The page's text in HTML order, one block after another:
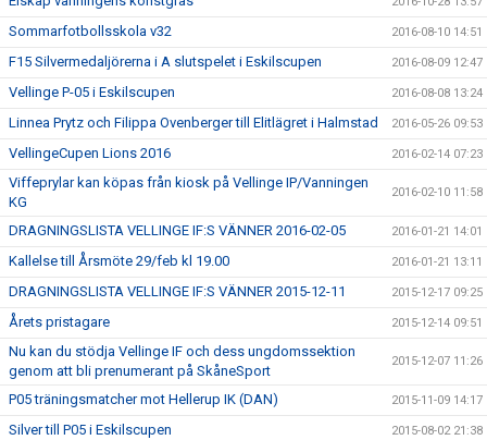
Sommarfotbollsskola v32 2016-08-10 14:51
F15 Silvermedaljörerna i A slutspelet i Eskilscupen 2016-08-09 12:47
Vellinge P-05 i Eskilscupen 2016-08-08 13:24
Linnea Prytz och Filippa Ovenberger till Elitlägret i Halmstad 2016-05-26 09:53
VellingeCupen Lions 2016 2016-02-14 07:23
Viffeprylar kan köpas från kiosk på Vellinge IP/Vanningen
KG
2016-02-10 11:58
DRAGNINGSLISTA VELLINGE IF:S VÄNNER 2016-02-05 2016-01-21 14:01
Kallelse till Årsmöte 29/feb kl 19.00 2016-01-21 13:11
DRAGNINGSLISTA VELLINGE IF:S VÄNNER 2015-12-11 2015-12-17 09:25
Årets pristagare 2015-12-14 09:51
Nu kan du stödja Vellinge IF och dess ungdomssektion
genom att bli prenumerant på SkåneSport
2015-12-07 11:26
P05 träningsmatcher mot Hellerup IK (DAN) 2015-11-09 14:17
Silver till P05 i Eskilscupen 2015-08-02 21:38